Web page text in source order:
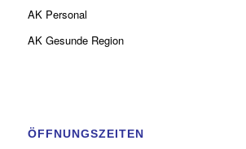
AK Personal
AK Gesunde Region
ÖFFNUNGSZEITEN